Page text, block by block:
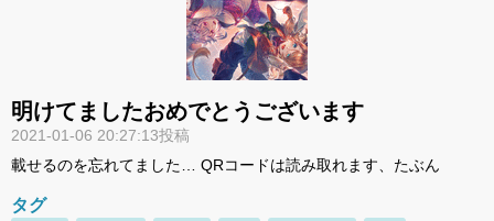
明けてましたおめでとうございます
2021-01-06 20:27:13投稿
載せるのを忘れてました… QRコードは読み取れます、たぶん
タグ